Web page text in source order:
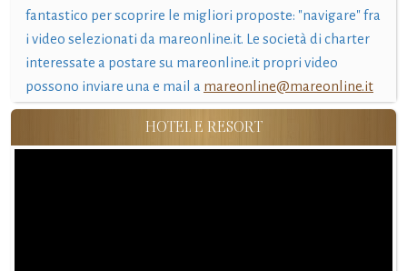
fantastico per scoprire le migliori proposte: "navigare" fra
i video selezionati da mareonline.it. Le società di charter
interessate a postare su mareonline.it propri video
possono inviare una e mail a mareonline@mareonline.it
HOTEL E RESORT